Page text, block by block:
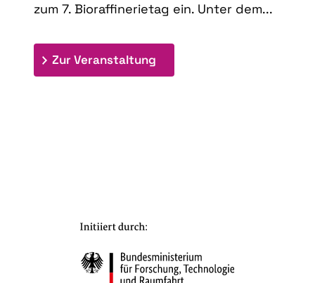
zum 7. Bioraffinerietag ein. Unter dem...
Zur Veranstaltung